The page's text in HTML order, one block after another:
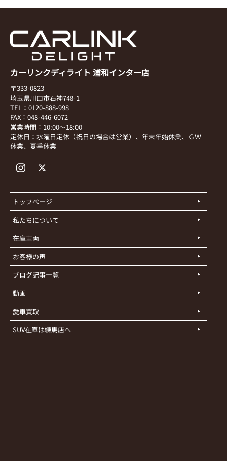
カーリンクディライト 浦和インター店
〒333-0823
埼玉県川口市石神748-1
TEL：0120-888-998
FAX：048-446-6072
営業時間：10:00～18:00
定休日：水曜日定休（祝日の場合は営業）、年末年始休業、ＧＷ
休業、夏季休業
トップページ
私たちについて
在庫車両
お客様の声
ブログ記事一覧
動画
愛車買取
SUV在庫は練馬店へ